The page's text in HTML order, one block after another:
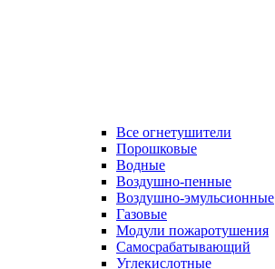
Все огнетушители
Порошковые
Водные
Воздушно-пенные
Воздушно-эмульсионные
Газовые
Модули пожаротушения
Самосрабатывающий
Углекислотные